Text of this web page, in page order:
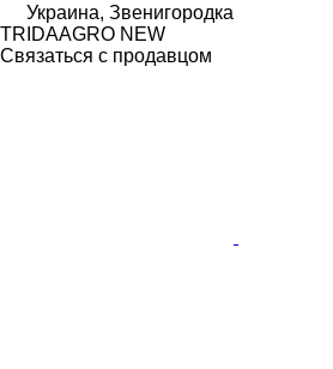
Украина, Звенигородка
TRIDAAGRO NEW
Связаться с продавцом